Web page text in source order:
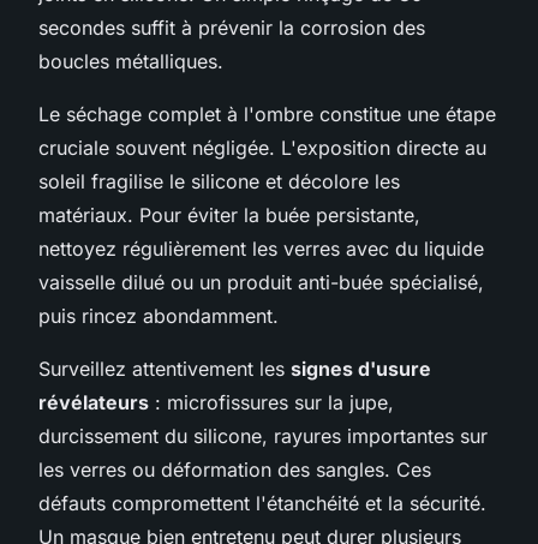
secondes suffit à prévenir la corrosion des
boucles métalliques.
Le séchage complet à l'ombre constitue une étape
cruciale souvent négligée. L'exposition directe au
soleil fragilise le silicone et décolore les
matériaux. Pour éviter la buée persistante,
nettoyez régulièrement les verres avec du liquide
vaisselle dilué ou un produit anti-buée spécialisé,
puis rincez abondamment.
Surveillez attentivement les signes d'usure
révélateurs : microfissures sur la jupe,
durcissement du silicone, rayures importantes sur
les verres ou déformation des sangles. Ces
défauts compromettent l'étanchéité et la sécurité.
Un masque bien entretenu peut durer plusieurs